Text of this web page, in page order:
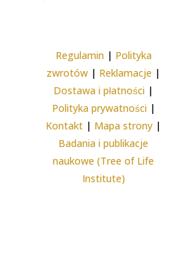
Regulamin| Polityka
zwrotów | Reklamacje |
Dostawa i płatności |
Polityka prywatności|
Kontakt | Mapa strony |
Badania i publikacje
naukowe (Tree of Life
Institute)